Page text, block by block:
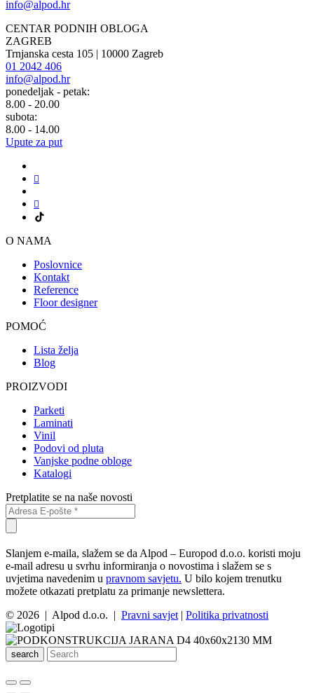
info@alpod.hr
CENTAR PODNIH OBLOGA
ZAGREB
Trnjanska cesta 105 | 10000 Zagreb
01 2042 406
info@alpod.hr
ponedeljak - petak:
8.00 - 20.00
subota:
8.00 - 14.00
Upute za put
O NAMA
Poslovnice
Kontakt
Reference
Floor designer
POMOĆ
Lista želja
Blog
PROIZVODI
Parketi
Laminati
Vinil
Podovi od pluta
Vanjske podne obloge
Katalogi
Pretplatite se na naše novosti
Slanjem e-maila, slažem se da Alpod – Europod d.o.o. koristi moju
e-mail adresu u svrhu informiranja o novostima i slažem se s
uvjetima navedenim u pravnom savjetu. U bilo kojem trenutku
možete otkazati pretplatu za primanje newslettera.
© 2026 | Alpod d.o.o. | Pravni savjet | Politika privatnosti
search